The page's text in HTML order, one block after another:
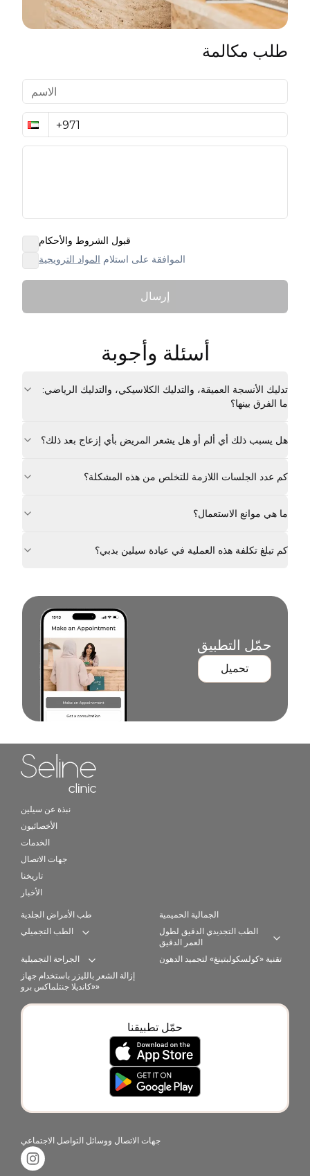
طلب مكالمة
قبول الشروط والأحكام
الموافقة على استلام المواد الترويجية
إرسال
أسئلة وأجوبة
تدليك الأنسجة العميقة، والتدليك الكلاسيكي، والتدليك الرياضي:
ما الفرق بينها؟
هل يسبب ذلك أي ألم أو هل يشعر المريض بأي إزعاج بعد ذلك؟
كم عدد الجلسات اللازمة للتخلص من هذه المشكلة؟
ما هي موانع الاستعمال؟
كم تبلغ تكلفة هذه العملية في عيادة سيلين بدبي؟
حمّل التطبيق
تحميل
نبذة عن سيلين
الأخصائيون
الخدمات
جهات الاتصال
تاريخنا
الأخبار
طب الأمراض الجلدية
الجمالية الحميمية
الطب التجميلي
Expand category
الطب التجديدي الدقيق لطول
العمر الدقيق
الجراحة التجميلية
Expand category
تقنية «كولسكولبتينغ» لتجميد الدهون
إزالة الشعر بالليزر باستخدام جهاز
«كانديلا جنتلماكس برو»
جهات الاتصال ووسائل التواصل الاجتماعي
حمّل تطبيقنا